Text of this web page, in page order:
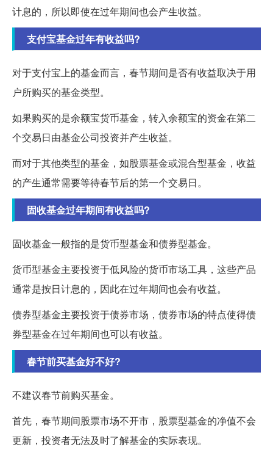
计息的，所以即使在过年期间也会产生收益。
支付宝基金过年有收益吗?
对于支付宝上的基金而言，春节期间是否有收益取决于用
户所购买的基金类型。
如果购买的是余额宝货币基金，转入余额宝的资金在第二
个交易日由基金公司投资并产生收益。
而对于其他类型的基金，如股票基金或混合型基金，收益
的产生通常需要等待春节后的第一个交易日。
固收基金过年期间有收益吗?
固收基金一般指的是货币型基金和债券型基金。
货币型基金主要投资于低风险的货币市场工具，这些产品
通常是按日计息的，因此在过年期间也会有收益。
债券型基金主要投资于债券市场，债券市场的特点使得债
券型基金在过年期间也可以有收益。
春节前买基金好不好?
不建议春节前购买基金。
首先，春节期间股票市场不开市，股票型基金的净值不会
更新，投资者无法及时了解基金的实际表现。